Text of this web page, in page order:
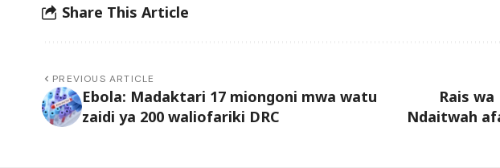
Share This Article
PREVIOUS ARTICLE
Ebola: Madaktari 17 miongoni mwa watu
zaidi ya 200 waliofariki DRC
Rais
Ndaitwah